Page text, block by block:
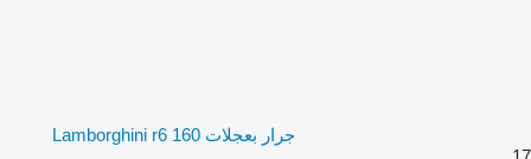
جرار بعجلات Lamborghini r6 160